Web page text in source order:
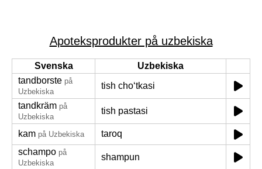
Apoteksprodukter på uzbekiska
Svenska
Uzbekiska
tandborste på
Uzbekiska
tish choʻtkasi
tandkräm på
Uzbekiska
tish pastasi
kam på Uzbekiska
taroq
schampo på
Uzbekiska
shampun